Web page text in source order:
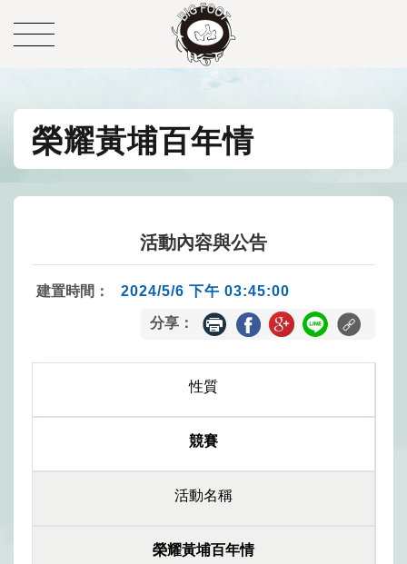
榮耀黃埔百年情
活動內容與公告
建置時間： 2024/5/6 下午 03:45:00
分享：
性質
競賽
活動名稱
榮耀黃埔百年情